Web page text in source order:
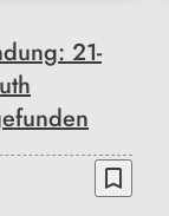
21-
bookmark_border